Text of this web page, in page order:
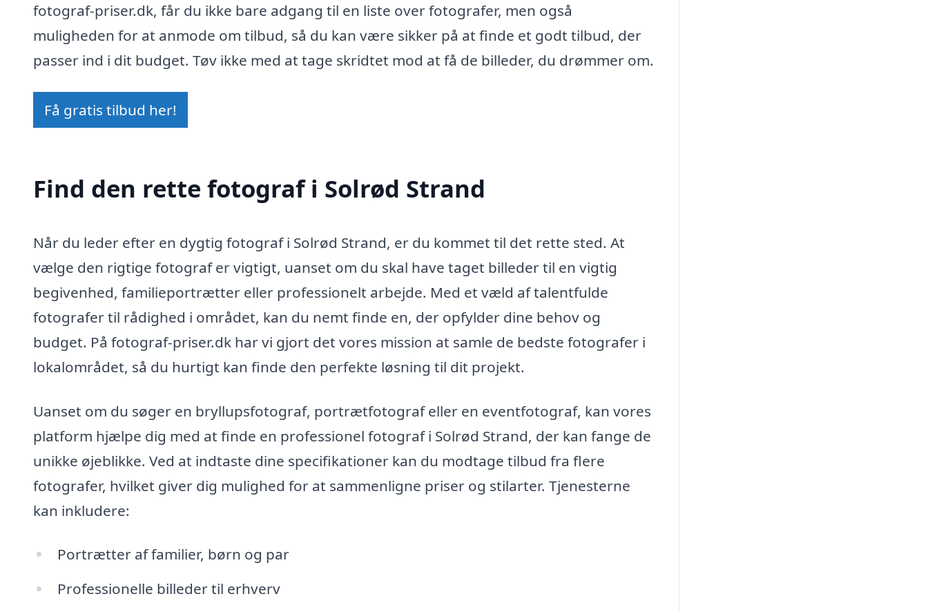
fotograf-priser.dk, får du ikke bare adgang til en liste over fotografer, men også
muligheden for at anmode om tilbud, så du kan være sikker på at finde et godt tilbud, der
passer ind i dit budget. Tøv ikke med at tage skridtet mod at få de billeder, du drømmer om.
Få gratis tilbud her!
Find den rette fotograf i Solrød Strand
Når du leder efter en dygtig fotograf i Solrød Strand, er du kommet til det rette sted. At
vælge den rigtige fotograf er vigtigt, uanset om du skal have taget billeder til en vigtig
begivenhed, familieportrætter eller professionelt arbejde. Med et væld af talentfulde
fotografer til rådighed i området, kan du nemt finde en, der opfylder dine behov og
budget. På fotograf-priser.dk har vi gjort det vores mission at samle de bedste fotografer i
lokalområdet, så du hurtigt kan finde den perfekte løsning til dit projekt.
Uanset om du søger en bryllupsfotograf, portrætfotograf eller en eventfotograf, kan vores
platform hjælpe dig med at finde en professionel fotograf i Solrød Strand, der kan fange de
unikke øjeblikke. Ved at indtaste dine specifikationer kan du modtage tilbud fra flere
fotografer, hvilket giver dig mulighed for at sammenligne priser og stilarter. Tjenesterne
kan inkludere:
Portrætter af familier, børn og par
Professionelle billeder til erhverv